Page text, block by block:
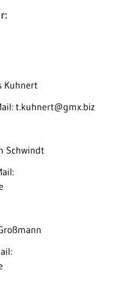
Kuhnert
t.kuhnert@gmx.biz